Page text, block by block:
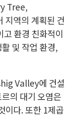
Tree,
역의 계획된 건
고 환경 친화적이
및 작업 환경,
Valley에 건설
의 대기 오염은
이다. 또한 1제곱